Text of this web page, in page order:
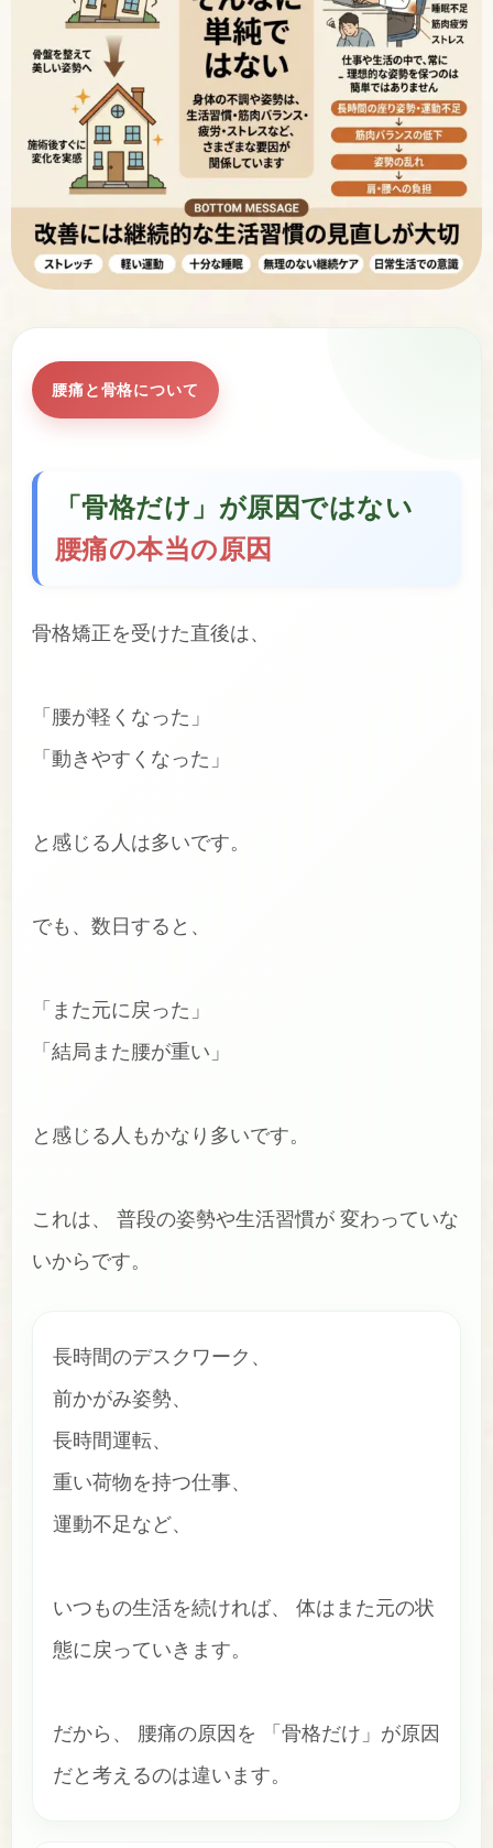
腰痛と骨格について
「骨格だけ」が原因ではない
腰痛の本当の原因
骨格矯正を受けた直後は、
「腰が軽くなった」
「動きやすくなった」
と感じる人は多いです。
でも、数日すると、
「また元に戻った」
「結局また腰が重い」
と感じる人もかなり多いです。
これは、 普段の姿勢や生活習慣が 変わっていな
いからです。
長時間のデスクワーク、
前かがみ姿勢、
長時間運転、
重い荷物を持つ仕事、
運動不足など、
いつもの生活を続ければ、 体はまた元の状
態に戻っていきます。
だから、 腰痛の原因を 「骨格だけ」が原因
だと考えるのは違います。